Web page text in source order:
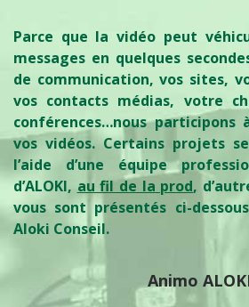
Parce que la vidéo peut
messages en quelques
de communication, vos sites,
vos contacts médias, votre
conférences…nous participons
vos vidéos. Certains projets
l’aide d’une équipe
d’ALOKI, au fil de la prod,
vous sont présentés ci-
Aloki Conseil.
Animo